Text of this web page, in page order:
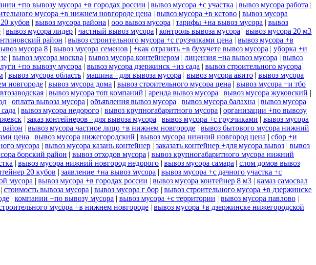
+по вывозу мусора +в городах россии | вывоз мусора +с участка | вывоз мусора работа |
мусора +в нижнем новгороде цена | вывоз мусора +в кстово | вывоз мусора
кубов | вывоз мусора района | ооо вывоз мусора | тарифы +на вывоз мусора | вывоз
| вывоз мусора лидер | частный вывоз мусора | контроль вывоза мусора | вывоз мусора 20 м3
район | вывоз строительного мусора +с грузчиками цена | вывоз мусора +в
мусора 8 | вывоз мусора семенов | +как отразить +в бухучете вывоз мусора | уборка +и
| вывоз мусора москва | вывоз мусора контейнером | лицензия +на вывоз мусора | вывоз
+по вывозу мусора | вывоз мусора дзержинск +из сада | вывоз строительного мусора
| вывоз мусора область | машина +для вывоза мусора | вывоз мусора авито | вывоз мусора
новгороде | вывоз мусора дома | вывоз строительного мусора цена | вывоз мусора +и тбо
| вывоз мусора топ компаний | аренда вывоз мусора | вывоз мусора жуковский |
| оплата вывоза мусора | объявления вывоз мусора | вывоз мусора балахна | вывоз мусора
| вывоз мусора недорого | вывоз крупногабаритного мусора | организации +по вывозу
| заказ контейнеров +для вывоза мусора | вывоз мусора +с грузчиками | вывоз мусора
район | вывоз мусора частное лицо +в нижнем новгороде | вывоз бытового мусора нижний
цена | вывоз мусора нижегородский | вывоз мусора нижний новгород цена | сбор +и
мусора | вывоз мусора казань контейнер | заказать контейнер +для мусора вывоз | вывоз
борский район | вывоз отходов мусора | вывоз крупногабаритного мусора нижний
| вывоз мусора нижний новгород недорого | вывоз мусора самара | слом домов вывоз
20 кубов | заявление +на вывоз мусора | вывоз мусора +с дачного участка +с
мусора | вывоз мусора +в городах россии | вывоз мусора контейнер 8 м3 | камаз самосвал
| стоимость вывоза мусора | вывоз мусора г бор | вывоз строительного мусора +в дзержинске
| компании +по вывозу мусора | вывоз мусора +с территории | вывоз мусора павлово |
мусора +в нижнем новгороде | вывоз мусора +в дзержинске нижегородской